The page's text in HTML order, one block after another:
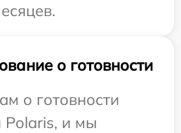
о готовности
о готовности
Polaris, и мы